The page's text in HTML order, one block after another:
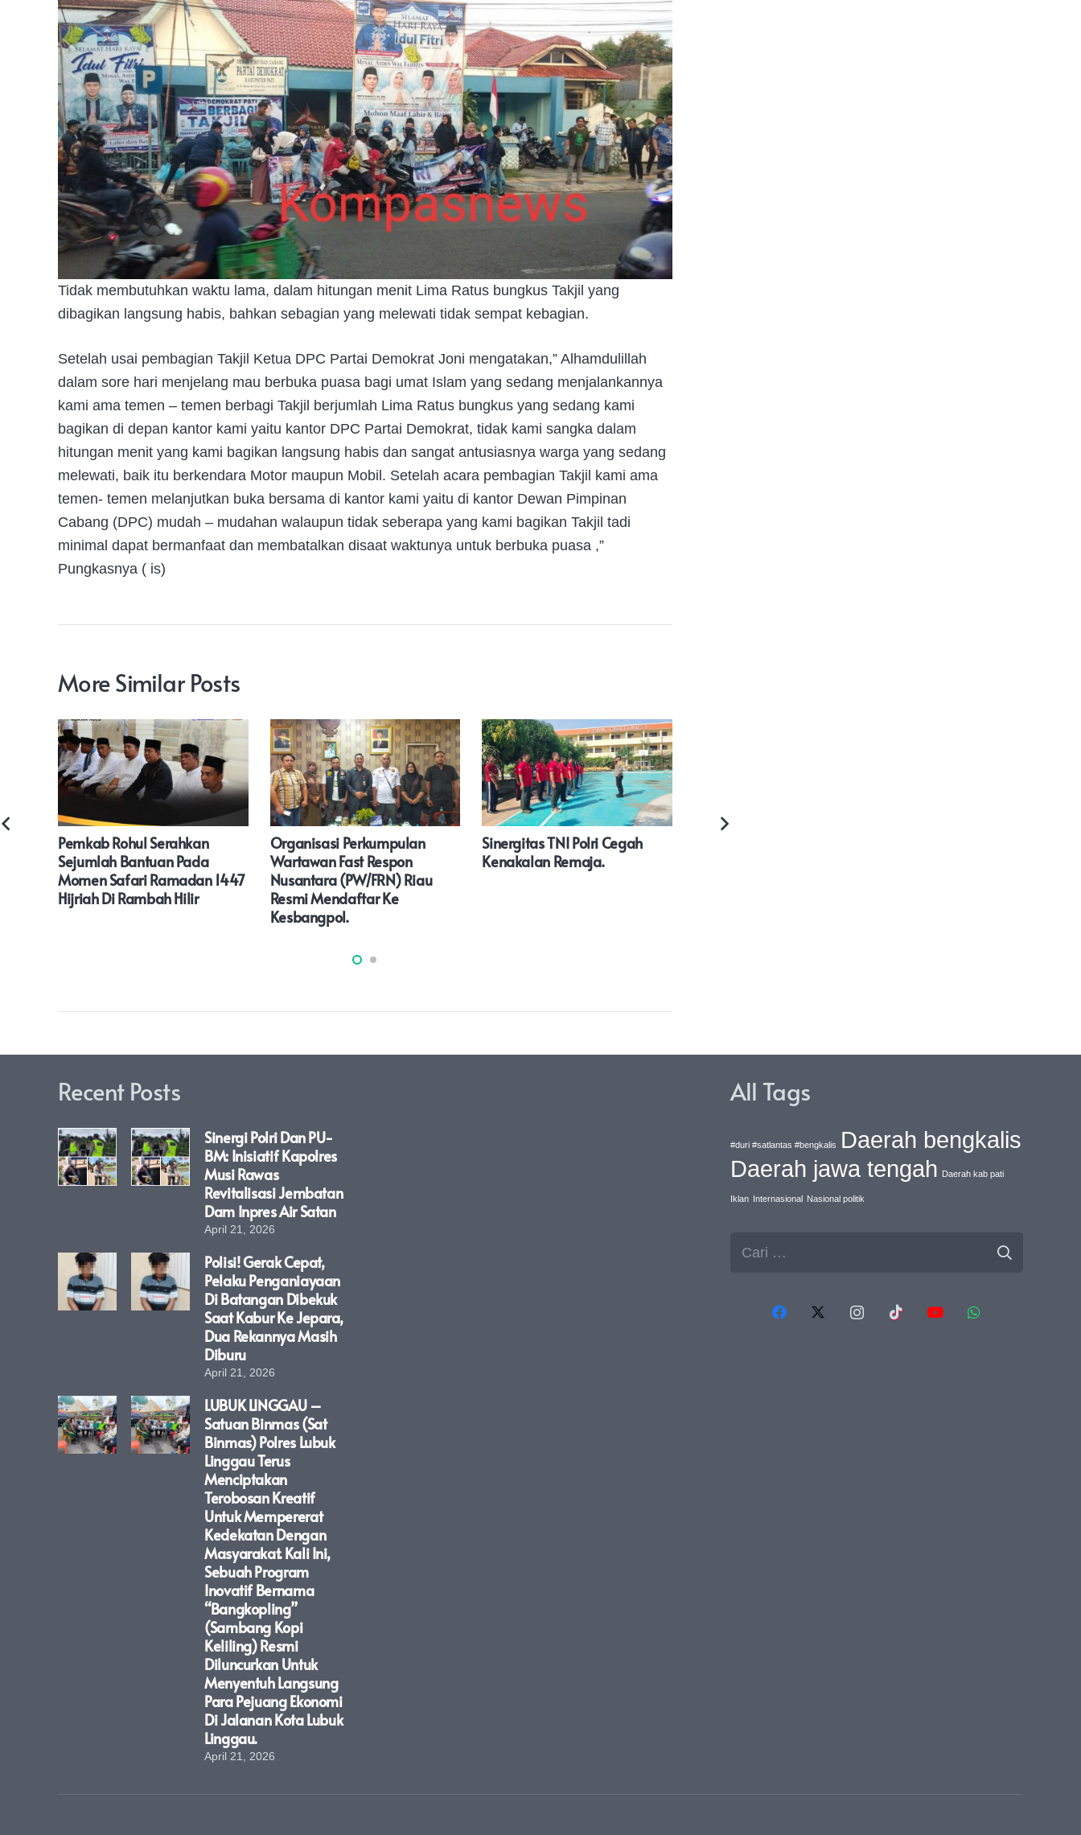
Tidak membutuhkan waktu lama, dalam hitungan menit Lima Ratus bungkus Takjil yang
dibagikan langsung habis, bahkan sebagian yang melewati tidak sempat kebagian.
Setelah usai pembagian Takjil Ketua DPC Partai Demokrat Joni mengatakan,” Alhamdulillah
dalam sore hari menjelang mau berbuka puasa bagi umat Islam yang sedang menjalankannya
kami ama temen – temen berbagi Takjil berjumlah Lima Ratus bungkus yang sedang kami
bagikan di depan kantor kami yaitu kantor DPC Partai Demokrat, tidak kami sangka dalam
hitungan menit yang kami bagikan langsung habis dan sangat antusiasnya warga yang sedang
melewati, baik itu berkendara Motor maupun Mobil. Setelah acara pembagian Takjil kami ama
temen- temen melanjutkan buka bersama di kantor kami yaitu di kantor Dewan Pimpinan
Cabang (DPC) mudah – mudahan walaupun tidak seberapa yang kami bagikan Takjil tadi
minimal dapat bermanfaat dan membatalkan disaat waktunya untuk berbuka puasa ,”
Pungkasnya ( is)
More Similar Posts
Pemkab Rohul Serahkan
Sejumlah Bantuan Pada
Momen Safari Ramadan 1447
Hijriah Di Rambah Hilir
Organisasi Perkumpulan
Wartawan Fast Respon
Nusantara (PW/FRN) Riau
Resmi Mendaftar Ke
Kesbangpol.
Sinergitas TNI Polri Cegah
Kenakalan Remaja.
Recent Posts
Sinergi Polri Dan PU-
BM: Inisiatif Kapolres
Musi Rawas
Revitalisasi Jembatan
Dam Inpres Air Satan
April 21, 2026
Polisi! Gerak Cepat,
Pelaku Penganiayaan
Di Batangan Dibekuk
Saat Kabur Ke Jepara,
Dua Rekannya Masih
Diburu
April 21, 2026
LUBUK LINGGAU –
Satuan Binmas (Sat
Binmas) Polres Lubuk
Linggau Terus
Menciptakan
Terobosan Kreatif
Untuk Mempererat
Kedekatan Dengan
Masyarakat. Kali Ini,
Sebuah Program
Inovatif Bernama
“Bangkopling”
(Sambang Kopi
Keliling) Resmi
Diluncurkan Untuk
Menyentuh Langsung
Para Pejuang Ekonomi
Di Jalanan Kota Lubuk
Linggau.
April 21, 2026
All Tags
#duri #satlantas #bengkalis
Daerah bengkalis
Daerah jawa tengah Daerah kab pati
Iklan Internasional Nasional politik